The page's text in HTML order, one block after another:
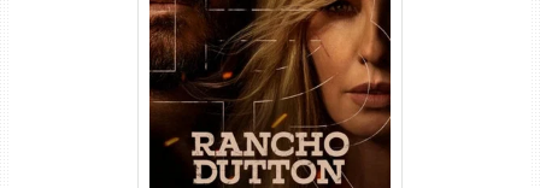
Rancho Dutton 1ª
Temporada Torrent (2026)
WEB-DL 1080p Dual Áudio